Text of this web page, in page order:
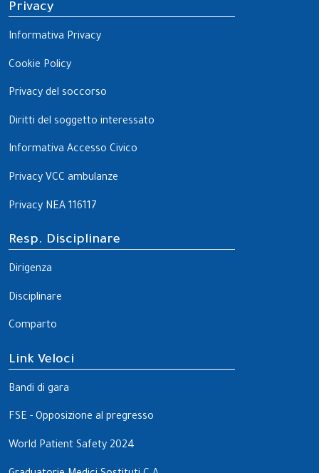
Privacy
Informativa Privacy
Cookie Policy
Privacy del soccorso
Diritti del soggetto interessato
Informativa Accesso Civico
Privacy VCC ambulanze
Privacy NEA 116117
Resp. Disciplinare
Dirigenza
Disciplinare
Comparto
Link Veloci
Bandi di gara
FSE - Opposizione al pregresso
World Patient Safety 2024